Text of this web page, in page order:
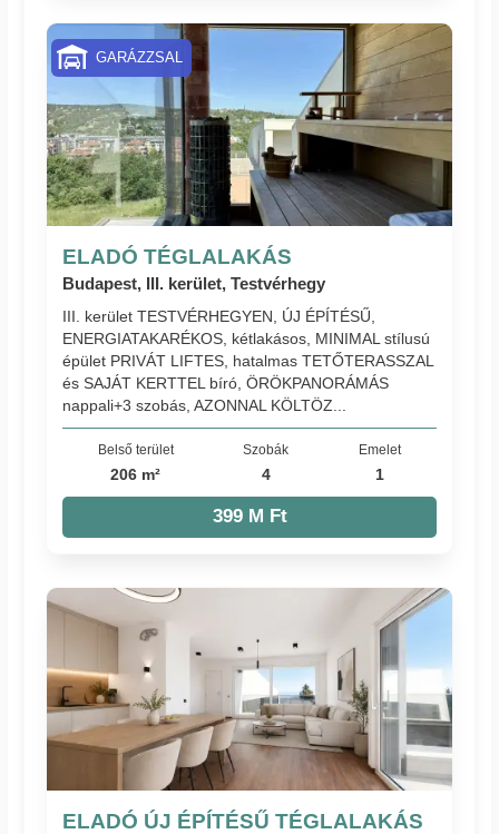
ELADÓ TÉGLALAKÁS
Budapest, III. kerület, Testvérhegy
III. kerület TESTVÉRHEGYEN, ÚJ ÉPÍTÉSŰ,
ENERGIATAKARÉKOS, kétlakásos, MINIMAL stílusú
épület PRIVÁT LIFTES, hatalmas TETŐTERASSZAL
és SAJÁT KERTTEL bíró, ÖRÖKPANORÁMÁS
nappali+3 szobás, AZONNAL KÖLTÖZ...
Belső terület
206 m²
Szobák
4
Emelet
1
399 M Ft
GARÁZZSAL
ELADÓ ÚJ ÉPÍTÉSŰ TÉGLALAKÁS